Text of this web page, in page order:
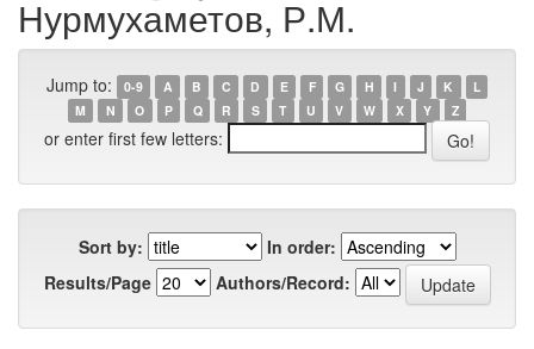
Нурмухаметов, Р.М.
Jump to: 0-9 A B C D E F G H I J K
L
M
N O P Q R S T U V W X Y Z
or enter first few letters:
Sort by:
In order:
Results/Page
Authors/Record: